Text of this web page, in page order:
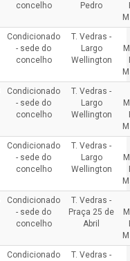
concelho
Pedro
Condicionado
- sede do
concelho
T. Vedras -
Largo
Wellington
Condicionado
- sede do
concelho
T. Vedras -
Largo
Wellington
Condicionado
- sede do
concelho
T. Vedras -
Largo
Wellington
Condicionado
- sede do
concelho
T. Vedras -
Praça 25 de
Abril
Condicionado
T. Vedras -